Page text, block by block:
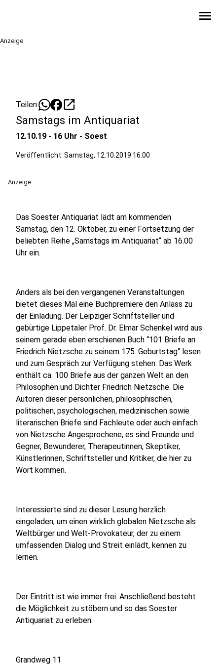
menu
Anzeige
Teilen: open_in_new
Samstags im Antiquariat
12.10.19 - 16 Uhr - Soest
Veröffentlicht: Samstag, 12.10.2019 16:00
Anzeige
Das Soester Antiquariat lädt am kommenden
Samstag, den 12. Oktober, zu einer Fortsetzung der
beliebten Reihe „Samstags im Antiquariat“ ab 16.00
Uhr ein.
Anders als bei den vergangenen Veranstaltungen
bietet dieses Mal eine Buchpremiere den Anlass zu
der Einladung. Der Leipziger Schriftsteller und
gebürtige Lippetaler Prof. Dr. Elmar Schenkel wird aus
seinem gerade eben erschienen Buch “101 Briefe an
Friedrich Nietzsche zu seinem 175. Geburtstag“ lesen
und zum Gespräch zur Verfügung stehen. Das Werk
enthält ca. 100 Briefe aus der ganzen Welt an den
Philosophen und Dichter Friedrich Nietzsche. Die
Autoren dieser persönlichen, philosophischen,
politischen, psychologischen, medizinischen sowie
literarischen Briefe sind Fachleute oder auch einfach
von Nietzsche Angesprochene, es sind Freunde und
Gegner, Bewunderer, Therapeutinnen, Skeptiker,
Künstlerinnen, Schriftsteller und Kritiker, die hier zu
Wort kommen.
Interessierte sind zu dieser Lesung herzlich
eingeladen, um einen wirklich globalen Nietzsche als
Weltbürger und Welt-Provokateur, der zu einem
umfassenden Dialog und Streit einlädt, kennen zu
lernen.
Der Eintritt ist wie immer frei. Anschließend besteht
die Möglichkeit zu stöbern und so das Soester
Antiquariat zu erleben.
Grandweg 11